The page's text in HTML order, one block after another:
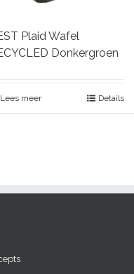
Plaid Wafel
Donkergroen
Lees meer Details